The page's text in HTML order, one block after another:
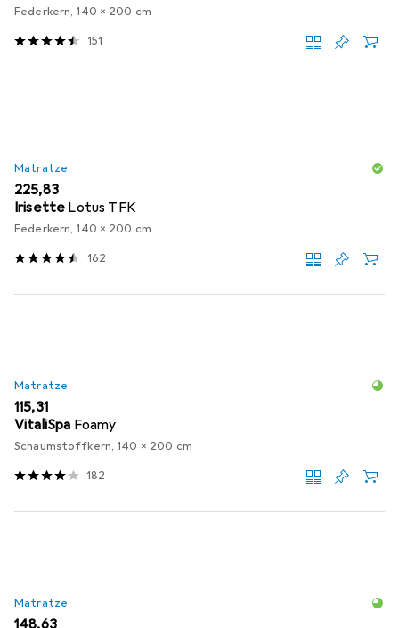
Federkern, 140 x 200 cm
151
Matratze
EUR
225,83
Irisette Lotus TFK
Federkern, 140 x 200 cm
162
Matratze
EUR
115,31
VitaliSpa Foamy
Schaumstoffkern, 140 x 200 cm
182
Matratze
EUR
148,63